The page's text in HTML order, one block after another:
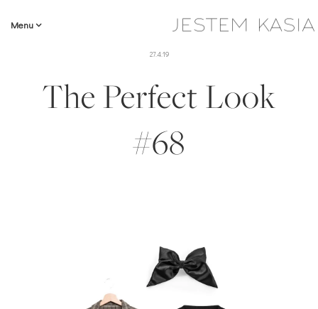
Menu
27.4.19
The Perfect Look
#68